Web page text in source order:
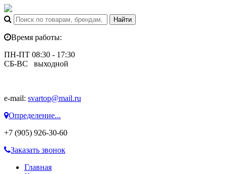
Время работы:
ПН-ПТ 08:30 - 17:30
СБ-ВС выходной
e-mail: svartop@mail.ru
Определение...
+7 (905) 926-30-60
Заказать звонок
Главная